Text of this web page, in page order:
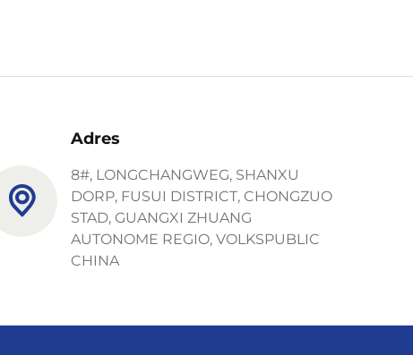
Adres
8#, LONGCHANGWEG, SHANXU
DORP, FUSUI DISTRICT, CHONGZUO
STAD, GUANGXI ZHUANG
AUTONOME REGIO, VOLKSPUBLIC
CHINA